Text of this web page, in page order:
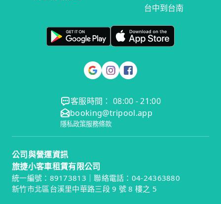
台中到台南
客服時間： 08:00 - 21:00
booking@tripool.app
隱私政策服務條款
公司與營運資訊
旅捷小客車租賃有限公司
統一編號：89173813｜聯絡電話：04-24363880
新竹市北區台溪里中華路三段 9 號 8 樓之 5